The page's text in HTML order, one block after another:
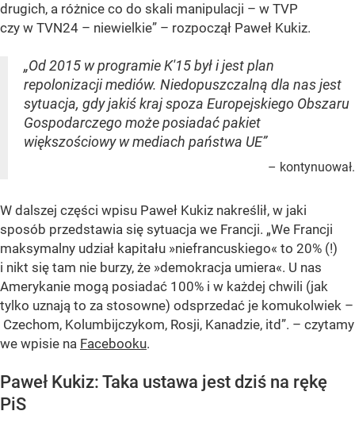
drugich, a różnice co do skali manipulacji – w TVP
czy w TVN24 – niewielkie” – rozpoczął Paweł Kukiz.
„Od 2015 w programie K'15 był i jest plan
repolonizacji mediów. Niedopuszczalną dla nas jest
sytuacja, gdy jakiś kraj spoza Europejskiego Obszaru
Gospodarczego może posiadać pakiet
większościowy w mediach państwa UE”
– kontynuował.
W dalszej części wpisu Paweł Kukiz nakreślił, w jaki
sposób przedstawia się sytuacja we Francji. „We Francji
maksymalny udział kapitału »niefrancuskiego« to 20% (!)
i nikt się tam nie burzy, że »demokracja umiera«. U nas
Amerykanie mogą posiadać 100% i w każdej chwili (jak
tylko uznają to za stosowne) odsprzedać je komukolwiek –
Czechom, Kolumbijczykom, Rosji, Kanadzie, itd”. – czytamy
we wpisie na Facebooku.
Paweł Kukiz: Taka ustawa jest dziś na rękę
PiS